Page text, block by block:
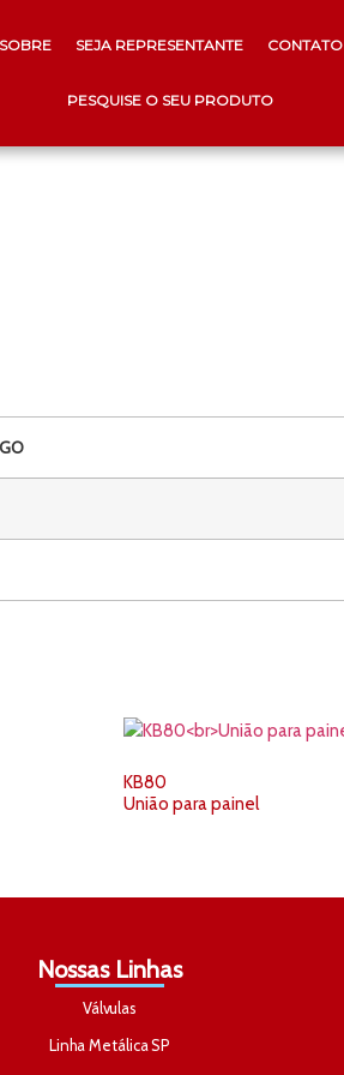
SOBRE SEJA REPRESENTANTE CONTATO
PESQUISE O SEU PRODUTO
KB80
União para painel
Nossas Linhas
Válvulas
Linha Metálica SP